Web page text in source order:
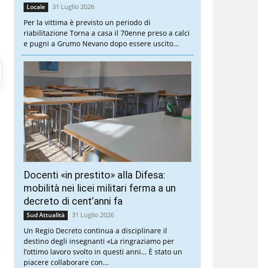
Locale 31 Luglio 2026
Per la vittima è previsto un periodo di
riabilitazione Torna a casa il 70enne preso a calci
e pugni a Grumo Nevano dopo essere uscito...
Docenti «in prestito» alla Difesa:
mobilità nei licei militari ferma a un
decreto di cent’anni fa
Sud Attualità 31 Luglio 2026
Un Regio Decreto continua a disciplinare il
destino degli insegnanti «La ringraziamo per
l’ottimo lavoro svolto in questi anni… È stato un
piacere collaborare con...